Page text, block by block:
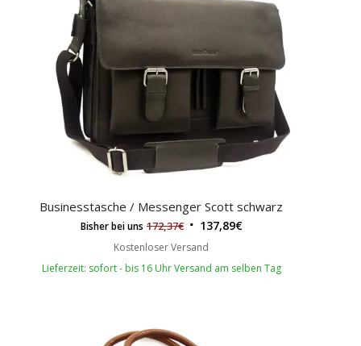
Businesstasche / Messenger Scott schwarz
Bisher bei uns 172,37€ 137,89€
Kostenloser Versand
Lieferzeit: sofort - bis 16 Uhr Versand am selben Tag